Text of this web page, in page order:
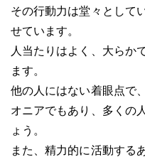
その行動力は堂々として
せています。
人当たりはよく、大らか
ます。
他の人にはない着眼点で
オニアでもあり、多くの
ょう。
また、精力的に活動する